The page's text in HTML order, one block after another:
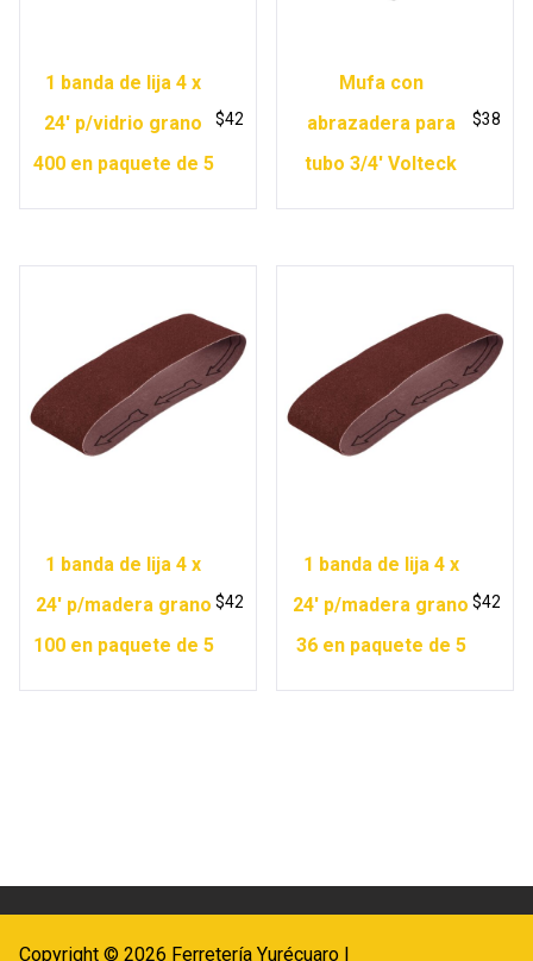
1 banda de lija 4 x
24′ p/vidrio grano
400 en paquete de 5
$42
Mufa con
abrazadera para
tubo 3/4′ Volteck
$38
1 banda de lija 4 x
24′ p/madera grano
100 en paquete de 5
$42
1 banda de lija 4 x
24′ p/madera grano
36 en paquete de 5
$42
Copyright © 2026 Ferretería Yurécuaro |